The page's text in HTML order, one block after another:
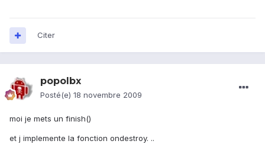
Citer
popolbx
Posté(e) 18 novembre 2009
moi je mets un finish()
et j implemente la fonction ondestroy. ..